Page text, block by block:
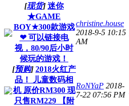
[现货] 迷你
★GAME
BOY★300款游戏
❤ 可以链接电
视，80/90后小时
候玩的游戏！
christine.house
2018-9-5 10:15
AM
[预购] 2018火红产
品！ 儿童数码相
机 原价RM300 现
只售RM229 【附
RoNYaP 2018-
7-22 07:56 PM